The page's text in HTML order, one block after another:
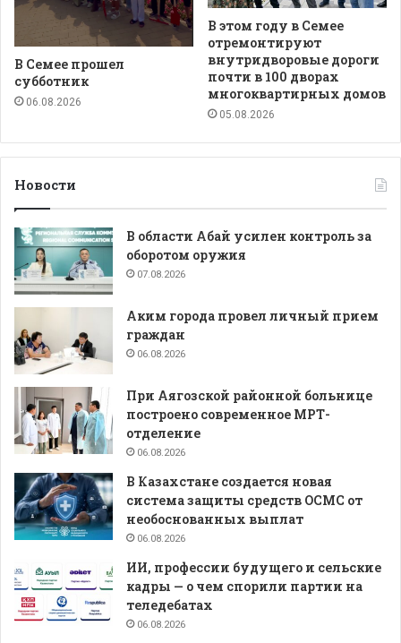
В Семее прошел
субботник
06.08.2026
В этом году в Семее
отремонтируют
внутридворовые дороги
почти в 100 дворах
многоквартирных домов
05.08.2026
Новости
В области Абай усилен контроль за
оборотом оружия
07.08.2026
Аким города провел личный прием
граждан
06.08.2026
При Аягозской районной больнице
построено современное МРТ-
отделение
06.08.2026
В Казахстане создается новая
система защиты средств ОСМС от
необоснованных выплат
06.08.2026
ИИ, профессии будущего и сельские
кадры — о чем спорили партии на
теледебатах
06.08.2026